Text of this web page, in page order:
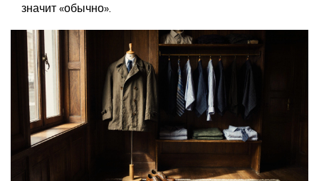
значит «обычно».